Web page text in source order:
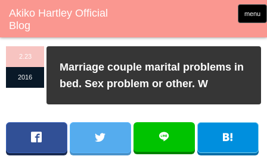
menu
2.23
2016
Marriage couple marital problems in
bed. Sex problem or other. W